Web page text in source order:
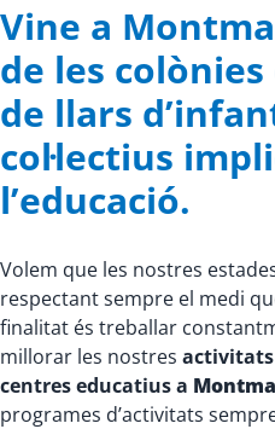
Vine a
de les
de llars
col·lectius
l’educació.
Volem que les nostres
respectant sempre el medi
finalitat és treballar
millorar les nostres activitats
centres educatius a
programes d’activitats